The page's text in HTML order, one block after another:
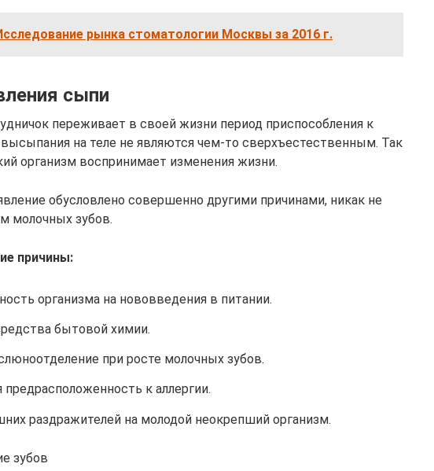
рынка стоматологии Москвы за 2016 г.
сыпи
переживает в своей жизни период приспособления к
на теле не являются чем-то сверхъестественным. Так
организм воспринимает изменения жизни.
обусловлено совершенно другими причинами, никак не
молочных зубов.
причины:
организма на нововведения в питании.
бытовой химии.
при росте молочных зубов.
предрасположенность к аллергии.
раздражителей на молодой неокрепший организм.
зубов